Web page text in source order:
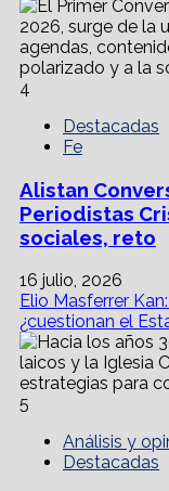
4
Destacadas
Fe
Alistan
Periodistas
sociales, reto
16 julio, 2026
Elio Masferrer
¿cuestionan el
5
Análisis y
Destacadas